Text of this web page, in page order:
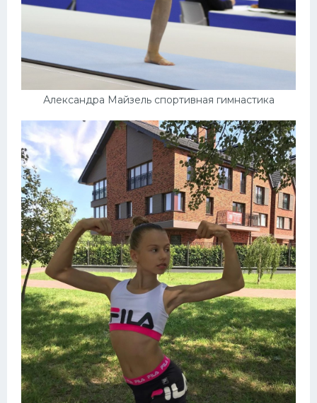
Александра Майзель спортивная гимнастика